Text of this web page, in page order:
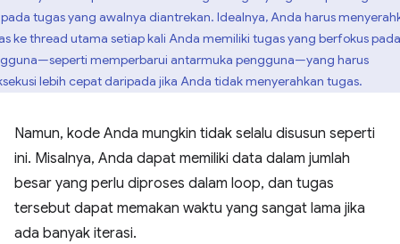
tugas yang awalnya diantrekan. Idealnya, Anda harus
ke thread utama setiap kali Anda memiliki tugas yang berfokus pada
memperbarui antarmuka pengguna—yang harus
lebih cepat daripada jika Anda tidak menyerahkan tugas.
Namun, kode Anda mungkin tidak selalu disusun seperti
ini. Misalnya, Anda dapat memiliki data dalam jumlah
besar yang perlu diproses dalam loop, dan tugas
tersebut dapat memakan waktu yang sangat lama jika
ada banyak iterasi.